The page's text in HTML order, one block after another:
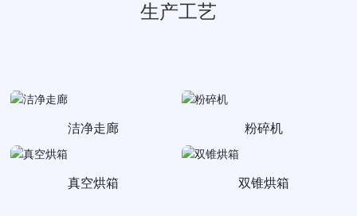
生产工艺
洁净走廊 粉碎机
真空烘箱 双锥烘箱